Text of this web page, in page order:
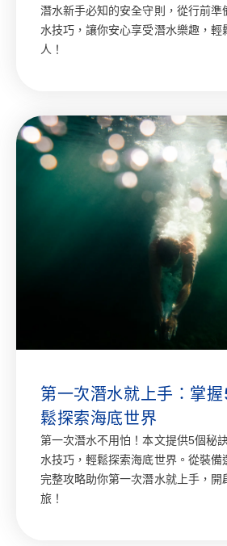
潛水新手必知的安全守則，從行前準
水技巧，讓你安心享受潛水樂趣，輕
人！
第一次潛水就上手：掌
鬆探索海底世界
第一次潛水不用怕！本文提供5個秘
水技巧，輕鬆探索海底世界。從裝備
完整攻略助你第一次潛水就上手，開
旅！